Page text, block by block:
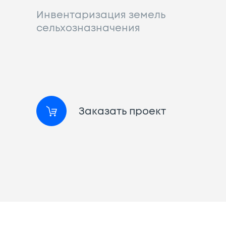
Инвентаризация земель
сельхозназначения
Заказать проект